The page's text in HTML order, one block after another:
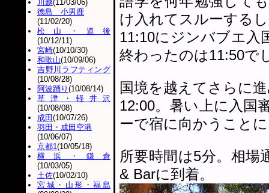
け入れてスルーする
11:10にジンバブエ入
終わったのは11:50で
国境を越えてさらに
12:00。暑い上に入国
ーで宿に向かうこと
所要時間は5分。相場
& Barに到着。
川越(11/03/06)
徳島 小男鹿
(11/02/20)
松山・道後
(10/12/11)
宮崎(10/10/30)
和歌山(10/09/06)
吉野川ラフティング
(10/08/28)
阿波踊り (10/08/14)
草津・軽井沢
(10/08/08)
成田 (10/07/26)
羽田・成田空港
(10/06/07)
京都1(10/05/18)
横浜・鎌倉
(10/03/05)
土佐(10/02/10)
宮城・山形・福島